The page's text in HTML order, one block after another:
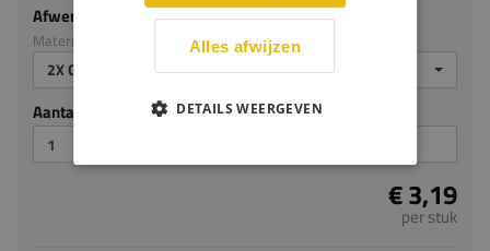
Aantal stuks
per stuk
Je hebt gekozen voor maatwerk, de verwachte
Alles afwijzen
DETAILS WEERGEVEN